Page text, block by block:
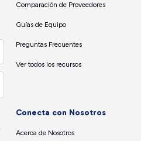
Comparación de Proveedores
Guías de Equipo
Preguntas Frecuentes
Ver todos los recursos
Conecta con Nosotros
Acerca de Nosotros